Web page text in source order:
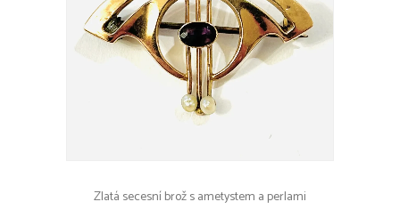
Zlatá secesní brož s ametystem a perlami